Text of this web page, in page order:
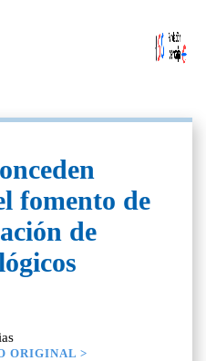
fomento de
de
ORIGINAL >